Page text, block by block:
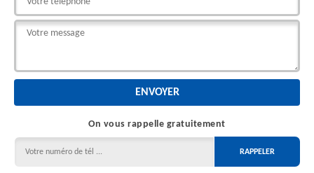
On vous rappelle gratuitement